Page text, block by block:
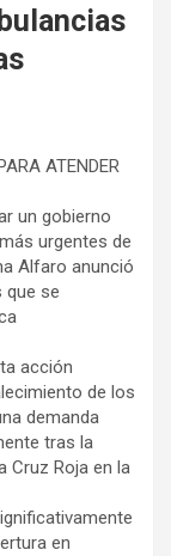
ATENDER
un gobierno
urgentes de
Alfaro anunció
que se
acción
de los
demanda
tras la
Cruz Roja en la
en